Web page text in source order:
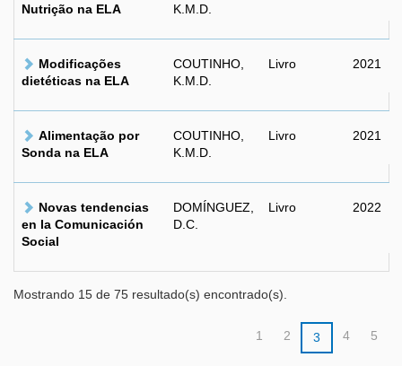
Nutrição na ELA
K.M.D.
Modificações
dietéticas na ELA
COUTINHO,
K.M.D.
Livro 2021
Alimentação por
Sonda na ELA
COUTINHO,
K.M.D.
Livro 2021
Novas tendencias
en la Comunicación
Social
DOMÍNGUEZ,
D.C.
Livro 2022
Mostrando 15 de 75 resultado(s) encontrado(s).
1 2 3 4 5